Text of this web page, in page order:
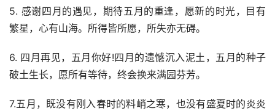
5. 感谢四月的遇见，期待五月的重逢，愿新的时光，目有
繁星，心有山海。所得皆所愿，所失亦无碍。
6. 四月再见，五月你好!四月的遗憾沉入泥土，五月的种子
破土生长，愿所有等待，终会换来满园芬芳。
7.五月，既没有刚入春时的料峭之寒，也没有盛夏时的炎炎